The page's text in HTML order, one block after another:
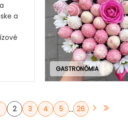
a
GASTRONÓMIA
2 3 4 5 ... 26